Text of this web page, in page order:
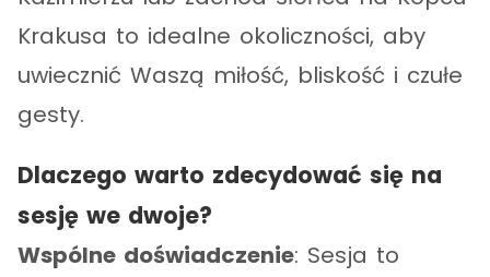
Krakusa to idealne okoliczności, aby
uwiecznić Waszą miłość, bliskość i czułe
gesty.
Dlaczego warto zdecydować się na
sesję we dwoje?
Wspólne doświadczenie: Sesja to